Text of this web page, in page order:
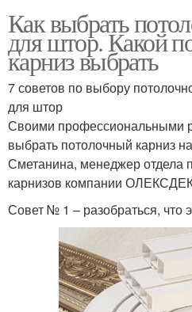
Как выбрать
для штор. Какой
карниз выбрать
7 советов по выбору
для штор
Своими профессиональными
выбрать потолочный карниз
Сметанина, менеджер отдела
карнизов компании
Совет № 1 – разобраться, что